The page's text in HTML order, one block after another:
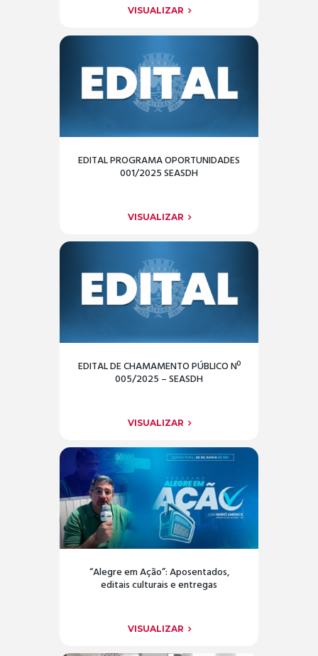
VISUALIZAR
EDITAL PROGRAMA OPORTUNIDADES
001/2025 SEASDH
VISUALIZAR
EDITAL DE CHAMAMENTO PÚBLICO Nº
005/2025 – SEASDH
VISUALIZAR
“Alegre em Ação”: Aposentados,
editais culturais e entregas
VISUALIZAR